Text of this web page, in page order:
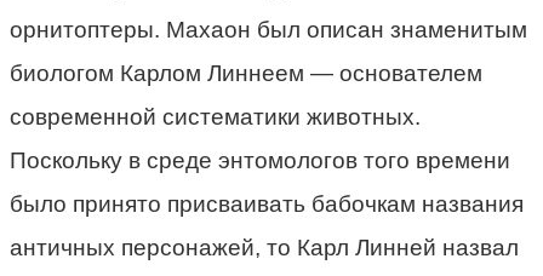
орнитоптеры. Махаон был описан знаменитым
биологом Карлом Линнеем — основателем
современной систематики животных.
Поскольку в среде энтомологов того времени
было принято присваивать бабочкам названия
античных персонажей, то Карл Линней назвал